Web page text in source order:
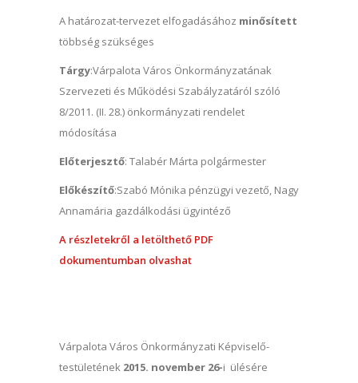
A határozat-tervezet elfogadásához minősített
többség szükséges
Tárgy:Várpalota Város Önkormányzatának
Szervezeti és Működési Szabályzatáról szóló
8/2011. (II. 28.) önkormányzati rendelet
módosítása
Előterjesztő: Talabér Márta polgármester
Előkészítő:Szabó Mónika pénzügyi vezető, Nagy
Annamária gazdálkodási ügyintéző
A részletekről a letölthető PDF
dokumentumban olvashat
Várpalota Város Önkormányzati Képviselő-
testületének 2015. november 26-i ülésére